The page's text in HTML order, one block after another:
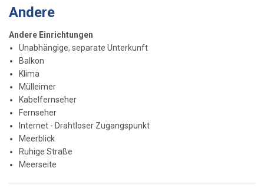
Andere
Andere Einrichtungen
Unabhängige, separate Unterkunft
Balkon
Klima
Mülleimer
Kabelfernseher
Fernseher
Internet - Drahtloser Zugangspunkt
Meerblick
Ruhige Straße
Meerseite